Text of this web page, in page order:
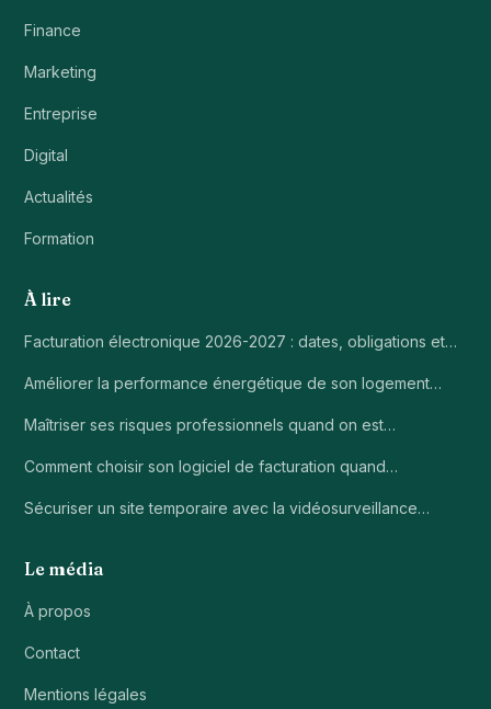
Finance
Marketing
Entreprise
Digital
Actualités
Formation
À lire
Facturation électronique 2026-2027 : dates, obligations et…
Améliorer la performance énergétique de son logement…
Maîtriser ses risques professionnels quand on est…
Comment choisir son logiciel de facturation quand…
Sécuriser un site temporaire avec la vidéosurveillance…
Le média
À propos
Contact
Mentions légales